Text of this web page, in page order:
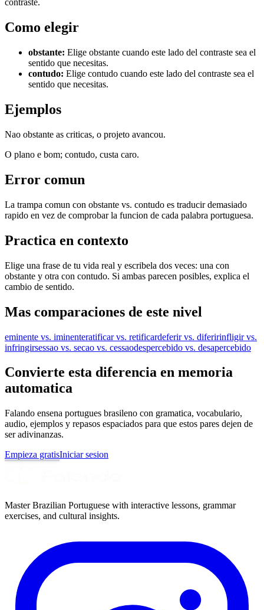
contraste.
Como elegir
obstante: Elige obstante cuando este lado del contraste sea el
sentido que necesitas.
contudo: Elige contudo cuando este lado del contraste sea el
sentido que necesitas.
Ejemplos
Nao obstante as criticas, o projeto avancou.
O plano e bom; contudo, custa caro.
Error comun
La trampa comun con obstante vs. contudo es traducir demasiado
rapido en vez de comprobar la funcion de cada palabra portuguesa.
Practica en contexto
Elige una frase de tu vida real y escribela dos veces: una con
obstante y otra con contudo. Si ambas parecen posibles, explica el
cambio de sentido.
Mas comparaciones de este nivel
eminente vs. iminenteratificar vs. retificardeferir vs. diferirinfligir vs.
infringirsessao vs. secao vs. cessaodespercebido vs. desapercebido
Convierte esta diferencia en memoria
automatica
Falando ensena portugues brasileno con gramatica, vocabulario,
audio, ejemplos y repasos espaciados para que estos pares dejen de
ser adivinanzas.
Empieza gratisIniciar sesion
Master Brazilian Portuguese with interactive lessons, grammar
exercises, and cultural insights.